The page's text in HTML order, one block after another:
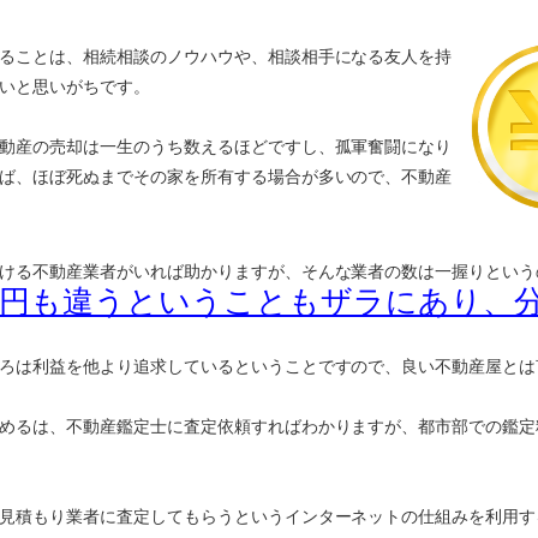
ことは、相続相談のノウハウや、相談相手になる友人を持
と思いがちです。
産の売却は一生のうち数えるほどですし、孤軍奮闘になり
、ほぼ死ぬまでその家を所有する場合が多いので、不動産
る不動産業者がいれば助かりますが、そんな業者の数は一握りとい
も違うということもザラにあり、
は利益を他より追求しているということですので、良い不動産屋と
るは、不動産鑑定士に査定依頼すればわかりますが、都市部での鑑
積もり業者に査定してもらうというインターネットの仕組みを利用